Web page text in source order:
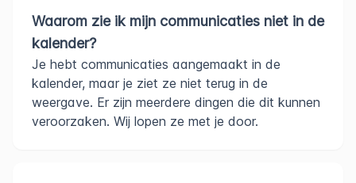
Waarom zie ik mijn communicaties niet in de
kalender?
Je hebt communicaties aangemaakt in de
kalender, maar je ziet ze niet terug in de
weergave. Er zijn meerdere dingen die dit kunnen
veroorzaken. Wij lopen ze met je door.